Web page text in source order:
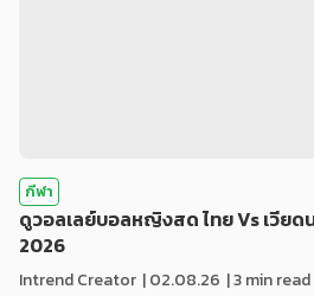
กีฬา
ดูวอลเลย์บอลหญิงสด ไทย Vs เวียด
2026
Intrend Creator |02.08.26 | 3 min read